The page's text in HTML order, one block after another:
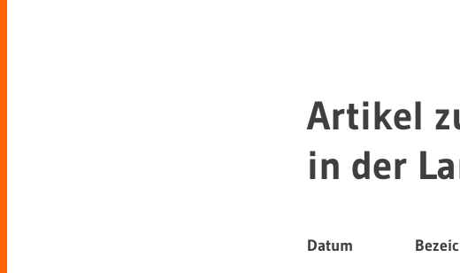
Artikel
in der
Datum